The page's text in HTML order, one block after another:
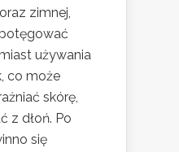
zimnej,
używania
co może
skórę,
z dłoń. Po
się